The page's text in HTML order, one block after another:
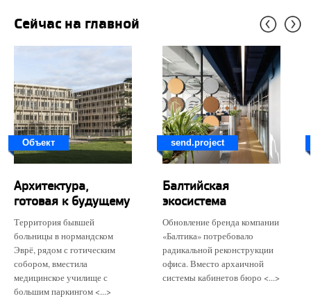
Сейчас на главной
Объект
Архитектура,
готовая к будущему
Территория бывшей
больницы в нормандском
Эврё, рядом с готическим
собором, вместила
медицинское училище с
большим паркингом <...>
send.project
Балтийская
экосистема
Обновление бренда компании
«Балтика» потребовало
радикальной реконструкции
офиса. Вместо архаичной
системы кабинетов бюро <...>